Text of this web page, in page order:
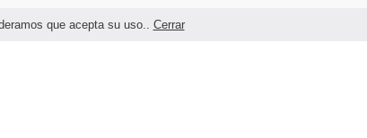
que acepta su uso.. Cerrar